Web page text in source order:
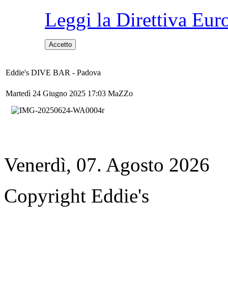
Leggi la Direttiva
Accetto
Eddie's DIVE BAR - Padova
Martedì 24 Giugno 2025 17:03 MaZZo
Venerdì, 07. Agosto 2026
Copyright Eddie's